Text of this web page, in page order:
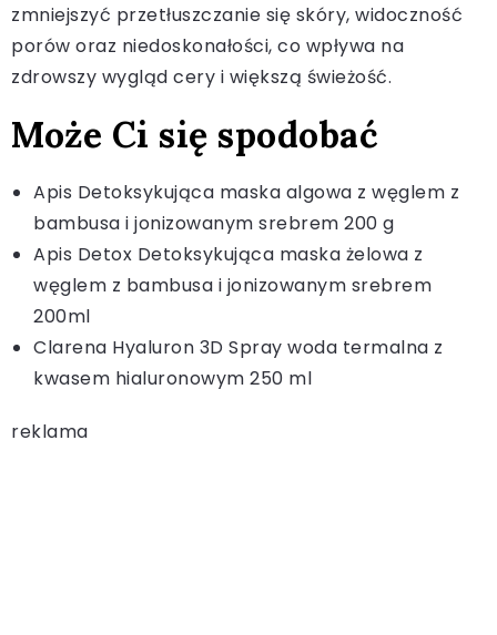
zmniejszyć przetłuszczanie się skóry, widoczność
porów oraz niedoskonałości, co wpływa na
zdrowszy wygląd cery i większą świeżość.
Może Ci się spodobać
Apis Detoksykująca maska algowa z węglem z
bambusa i jonizowanym srebrem 200 g
Apis Detox Detoksykująca maska żelowa z
węglem z bambusa i jonizowanym srebrem
200ml
Clarena Hyaluron 3D Spray woda termalna z
kwasem hialuronowym 250 ml
reklama